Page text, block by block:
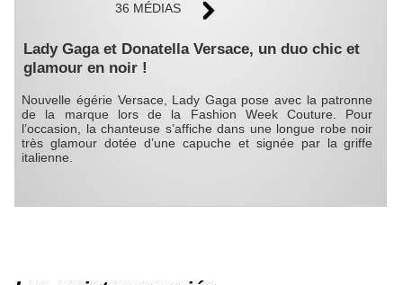
36 MÉDIAS
Lady Gaga et Donatella Versace, un duo chic et
glamour en noir !
Nouvelle égérie Versace, Lady Gaga pose avec la patronne
de la marque lors de la Fashion Week Couture. Pour
l’occasion, la chanteuse s’affiche dans une longue robe noir
très glamour dotée d’une capuche et signée par la griffe
italienne.